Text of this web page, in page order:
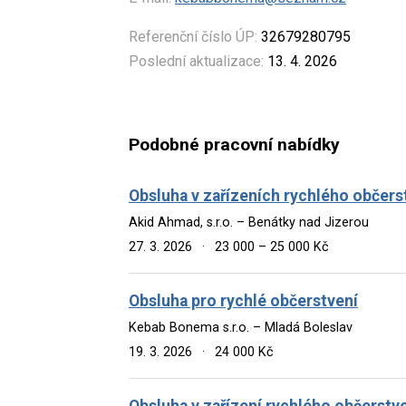
Referenční číslo ÚP: 32679280795
Poslední aktualizace: 13. 4. 2026
Podobné pracovní nabídky
Obsluha v zařízeních rychlého
Akid Ahmad, s.r.o. – Benátky nad Jizerou
27. 3. 2026
· 23 000 – 25 000 Kč
Obsluha pro rychlé občerstvení
Kebab Bonema s.r.o. – Mladá Boleslav
19. 3. 2026
· 24 000 Kč